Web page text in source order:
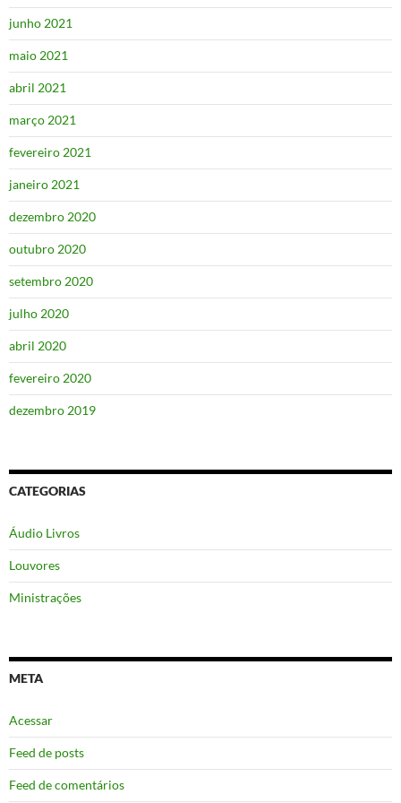
junho 2021
maio 2021
abril 2021
março 2021
fevereiro 2021
janeiro 2021
dezembro 2020
outubro 2020
setembro 2020
julho 2020
abril 2020
fevereiro 2020
dezembro 2019
CATEGORIAS
Áudio Livros
Louvores
Ministrações
META
Acessar
Feed de posts
Feed de comentários